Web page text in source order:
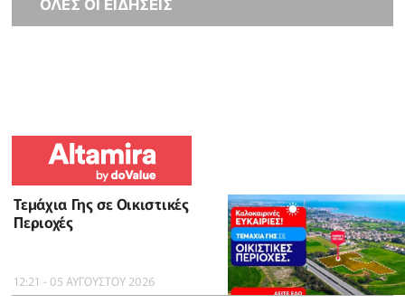
ΟΛΕΣ ΟΙ ΕΙΔΗΣΕΙΣ
Τεμάχια Γης σε Οικιστικές
Περιοχές
12:21 - 05 ΑΥΓΟΥΣΤΟΥ 2026